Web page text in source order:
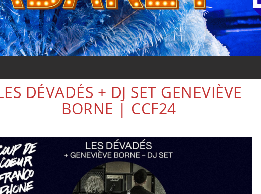
DÉVADÉS + DJ SET GENEVIÈVE
BORNE | CCF24